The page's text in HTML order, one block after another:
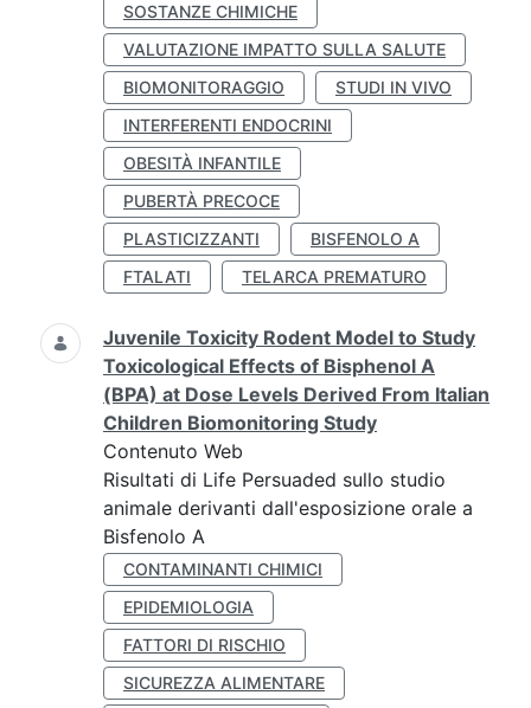
SOSTANZE CHIMICHE
VALUTAZIONE IMPATTO SULLA SALUTE
BIOMONITORAGGIO
STUDI IN VIVO
INTERFERENTI ENDOCRINI
OBESITÀ INFANTILE
PUBERTÀ PRECOCE
PLASTICIZZANTI
BISFENOLO A
FTALATI
TELARCA PREMATURO
Juvenile Toxicity Rodent Model to Study
Toxicological Effects of Bisphenol A
(BPA) at Dose Levels Derived From Italian
Children Biomonitoring Study
Contenuto Web
Risultati di Life Persuaded sullo studio
animale derivanti dall'esposizione orale a
Bisfenolo A
CONTAMINANTI CHIMICI
EPIDEMIOLOGIA
FATTORI DI RISCHIO
SICUREZZA ALIMENTARE